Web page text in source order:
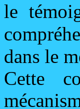
le
dans le
Cette